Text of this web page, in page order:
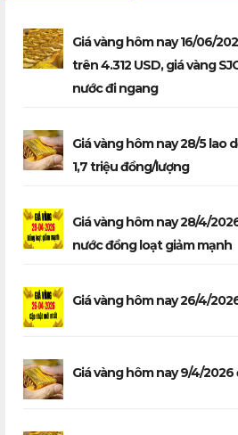
Giá vàng hôm nay 16/06/
trên 4.312 USD, giá vàng
nước đi ngang
Giá vàng hôm nay 28/5 lao
1,7 triệu đồng/lượng
Giá vàng hôm nay 28/4/
nước đồng loạt giảm mạnh
Giá vàng hôm nay 26/4/
Giá vàng hôm nay 9/4/